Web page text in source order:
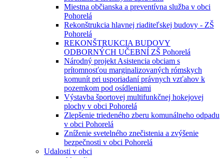
Miestna občianska a preventívna služba v obci
Pohorelá
Rekonštrukcia hlavnej riaditeľskej budovy - ZŠ
Pohorelá
REKONŠTRUKCIA BUDOVY
ODBORNÝCH UČEBNÍ ZŠ Pohorelá
Národný projekt Asistencia obciam s
prítomnosťou marginalizovaných rómskych
komunít pri usporiadaní právnych vzťahov k
pozemkom pod osídleniami
Výstavba športovej multifunkčnej hokejovej
plochy v obci Pohorelá
Zlepšenie triedeného zberu komunálneho odpadu
v obci Pohorelá
Zníženie svetelného znečistenia a zvýšenie
bezpečnosti v obci Pohorelá
Udalosti v obci